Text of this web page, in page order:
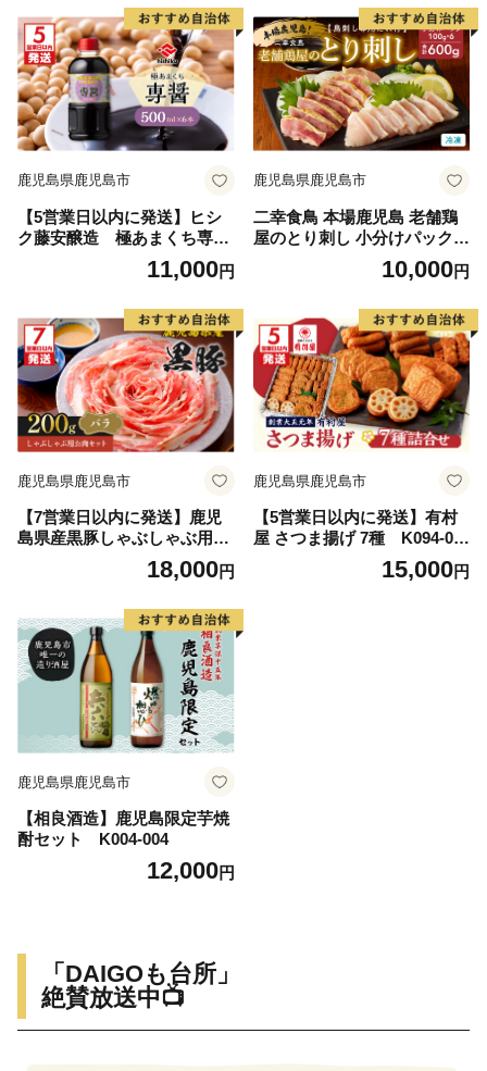
鹿児島県鹿児島市
【5営業日以内に発送】ヒシ
ク藤安醸造 極あまくち専
醤 500ml×6本 K026-002_0
11,000円
鹿児島県鹿児島市
二幸食鳥 本場鹿児島 老舗鶏
屋のとり刺し 小分けパックセ
ット 鳥刺し専用たれ付 K24
10,000円
鹿児島県鹿児島市
【7営業日以内に発送】鹿児
島県産黒豚しゃぶしゃぶ用お
肉セット（バラ200g） K21
18,000円
鹿児島県鹿児島市
【5営業日以内に発送】有村
屋 さつま揚げ 7種 K094-00
15,000円
鹿児島県鹿児島市
【相良酒造】鹿児島限定芋焼
酎セット K004-004
12,000円
「DAIGOも台所」
絶賛放送中📺